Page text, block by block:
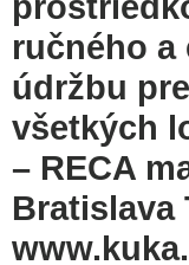
ručného a
údržbu
všetkých
– RECA
Bratislava